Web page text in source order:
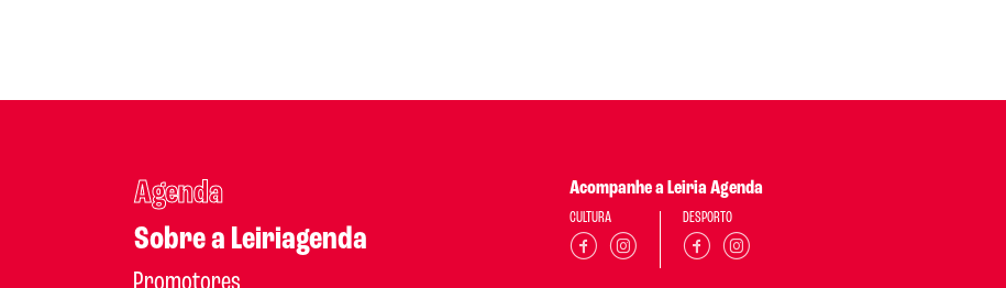
Agenda
Sobre a Leiriagenda
Acompanhe a Leiria Agenda
CULTURA DESPORTO